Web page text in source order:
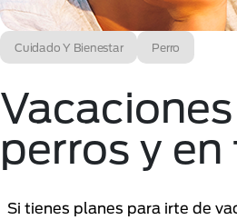
Cuidado Y Bienestar Perro
perros y
Si tienes planes para irte de